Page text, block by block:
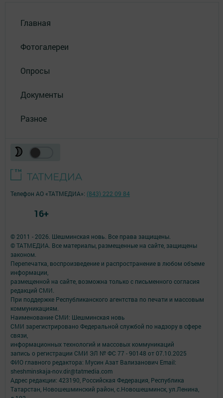
Главная
Фотогалереи
Опросы
Документы
Разное
© 2011 - 2026. Шешминская новь. Все права защищены.
© ТАТМЕДИА. Все материалы, размещенные на сайте, защищены
законом.
Перепечатка, воспроизведение и распространение в любом объеме
информации,
размещенной на сайте, возможна только с письменного согласия
редакций СМИ.
При поддержке Республиканского агентства по печати и массовым
коммуникациям.
Наименование СМИ: Шешминская новь
СМИ зарегистрировано Федеральной службой по надзору в сфере
связи,
информационных технологий и массовых коммуникаций
запись о регистрации СМИ ЭЛ № ФС 77 - 90148 от 07.10.2025
ФИО главного редактора: Мусин Азат Вализанович Email:
sheshminskaja-nov.dir@tatmedia.com
Адрес редакции: 423190, Российская Федерация, Республика
Татарстан, Новошешминский район, с.Новошешминск, ул.Ленина,
Телефон АО «ТАТМЕДИА»: (843) 222 09 84
16+